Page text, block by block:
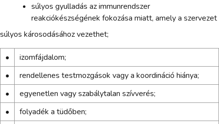
súlyos gyulladás az immunrendszer
reakciókészségének fokozása miatt, amely a szervezet
súlyos károsodásához vezethet;
•
izomfájdalom;
•
rendellenes testmozgások vagy a koordináció hiánya;
•
egyenetlen vagy szabálytalan szívverés;
•
folyadék a tüdőben;